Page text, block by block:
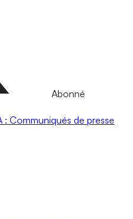
Abonné
: Communiqués de presse